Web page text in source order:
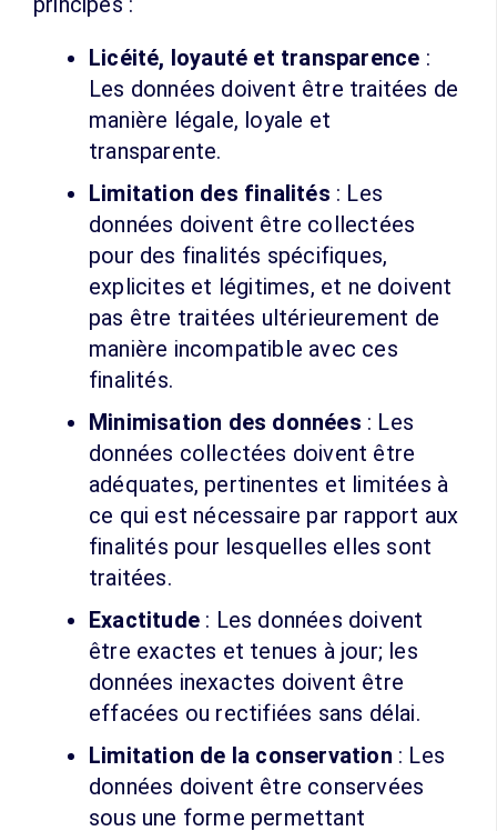
Licéité, loyauté et transparence :
Les données doivent être traitées de
manière légale, loyale et
transparente.
Limitation des finalités : Les
données doivent être collectées
pour des finalités spécifiques,
explicites et légitimes, et ne doivent
pas être traitées ultérieurement de
manière incompatible avec ces
finalités.
Minimisation des données : Les
données collectées doivent être
adéquates, pertinentes et limitées à
ce qui est nécessaire par rapport aux
finalités pour lesquelles elles sont
traitées.
Exactitude : Les données doivent
être exactes et tenues à jour; les
données inexactes doivent être
effacées ou rectifiées sans délai.
Limitation de la conservation : Les
données doivent être conservées
sous une forme permettant